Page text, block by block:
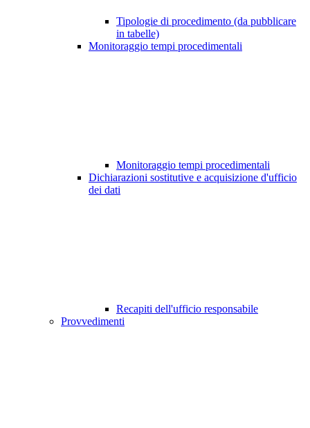
Tipologie di procedimento (da pubblicare
in tabelle)
Monitoraggio tempi procedimentali
Monitoraggio tempi procedimentali
Dichiarazioni sostitutive e acquisizione d'ufficio
dei dati
Recapiti dell'ufficio responsabile
Provvedimenti